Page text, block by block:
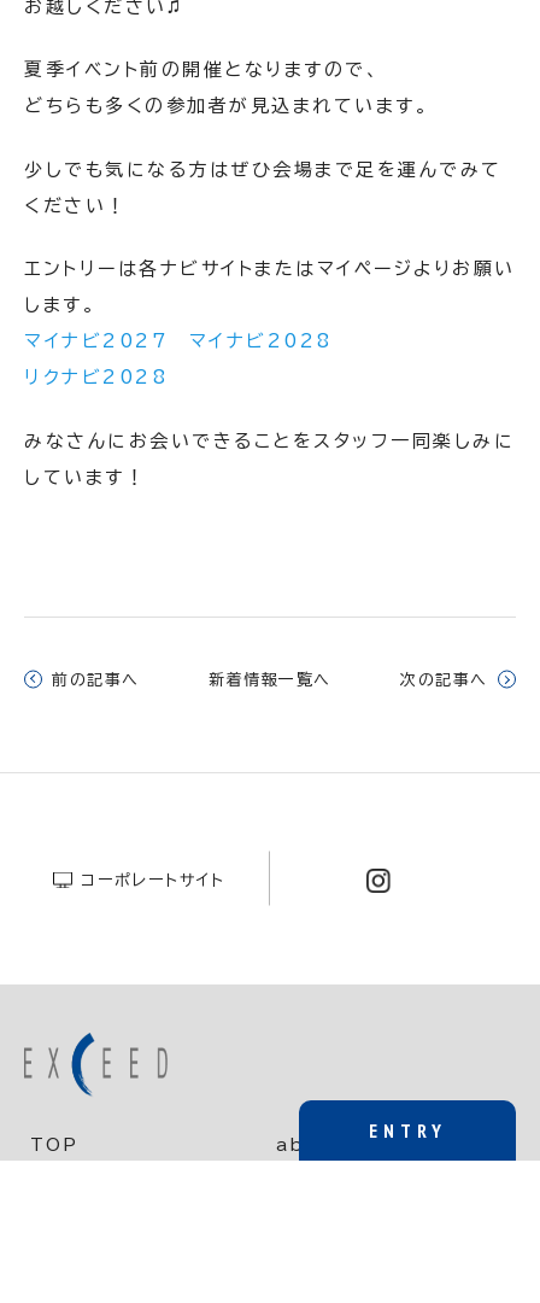
ENTRY
お越しください♫
夏季イベント前の開催となりますので、
どちらも多くの参加者が見込まれています。
少しでも気になる方はぜひ会場まで足を運んでみて
ください！
エントリーは各ナビサイトまたはマイページよりお願い
します。
マイナビ2027
マイナビ2028
リクナビ2028
みなさんにお会いできることをスタッフ一同楽しみに
しています！
前の記事へ 新着情報一覧へ 次の記事へ
コーポレートサイト
TOP about EXCEED